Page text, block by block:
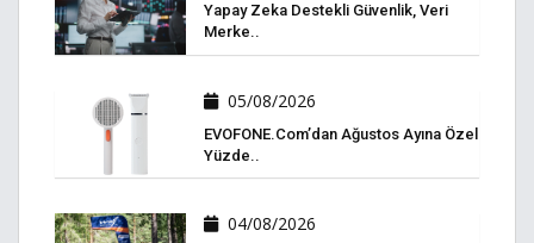
Yapay Zeka Destekli Güvenlik, Veri
Merke..
05/08/2026
EVOFONE.com’dan Ağustos Ayına Özel
Yüzde..
04/08/2026